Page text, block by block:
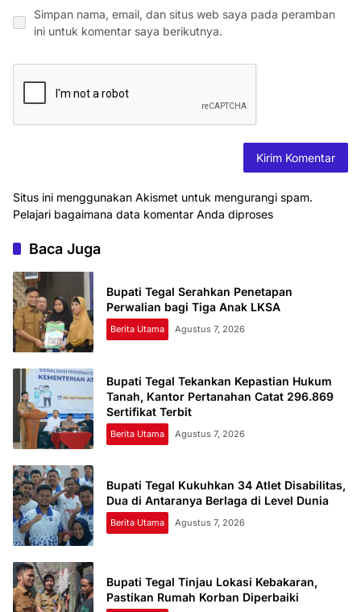
Simpan nama, email, dan situs web saya pada peramban
ini untuk komentar saya berikutnya.
Situs ini menggunakan Akismet untuk mengurangi spam.
Pelajari bagaimana data komentar Anda diproses
Baca Juga
Bupati Tegal Serahkan Penetapan
Perwalian bagi Tiga Anak LKSA
Berita Utama Agustus 7, 2026
Bupati Tegal Tekankan Kepastian Hukum
Tanah, Kantor Pertanahan Catat 296.869
Sertifikat Terbit
Berita Utama Agustus 7, 2026
Bupati Tegal Kukuhkan 34 Atlet Disabilitas,
Dua di Antaranya Berlaga di Level Dunia
Berita Utama Agustus 7, 2026
Bupati Tegal Tinjau Lokasi Kebakaran,
Pastikan Rumah Korban Diperbaiki